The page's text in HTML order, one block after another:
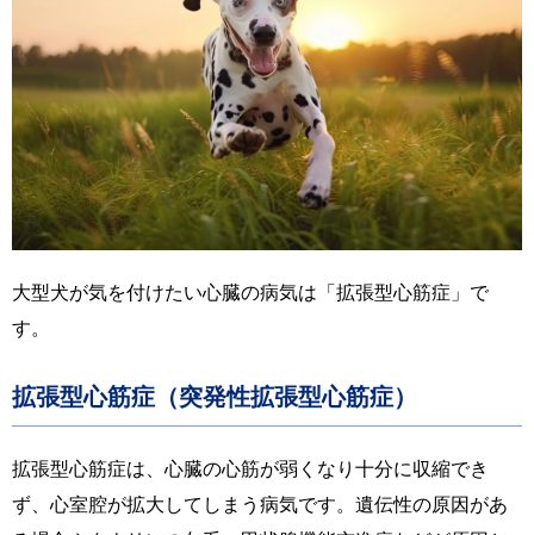
大型犬が気を付けたい心臓の病気は「拡張型心筋症」で
す。
拡張型心筋症（突発性拡張型心筋症）
拡張型心筋症は、心臓の心筋が弱くなり十分に収縮でき
ず、心室腔が拡大してしまう病気です。遺伝性の原因があ